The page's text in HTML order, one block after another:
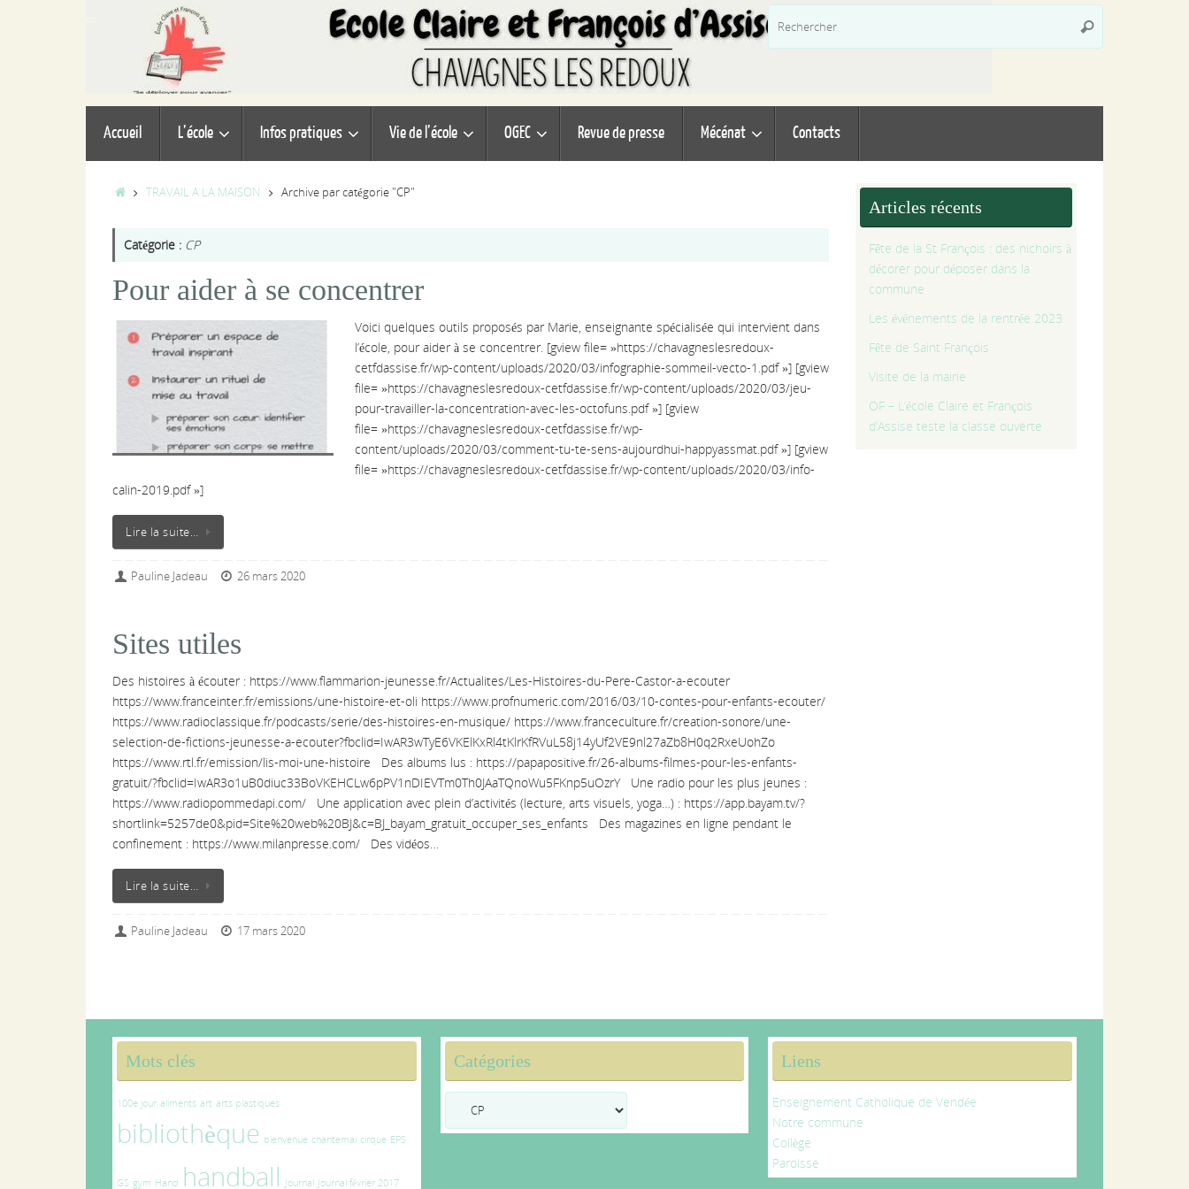
Rechercher
Accueil L’école Infos pratiques Vie de l’école OGEC Revue de presse Mécénat Contacts
Accueil
TRAVAIL A LA MAISON Archive par catégorie "CP"
Catégorie : CP
Pour aider à se concentrer
Voici quelques outils proposés par Marie, enseignante spécialisée qui intervient dans
l’école, pour aider à se concentrer. [gview file= »https://chavagneslesredoux-
cetfdassise.fr/wp-content/uploads/2020/03/infographie-sommeil-vecto-1.pdf »] [gview
file= »https://chavagneslesredoux-cetfdassise.fr/wp-content/uploads/2020/03/jeu-
pour-travailler-la-concentration-avec-les-octofuns.pdf »] [gview
file= »https://chavagneslesredoux-cetfdassise.fr/wp-
content/uploads/2020/03/comment-tu-te-sens-aujourdhui-happyassmat.pdf »] [gview
file= »https://chavagneslesredoux-cetfdassise.fr/wp-content/uploads/2020/03/info-
calin-2019.pdf »]
Lire la suite…
Pauline Jadeau 26 mars 2020
Sites utiles
Des histoires à écouter : https://www.flammarion-jeunesse.fr/Actualites/Les-Histoires-du-Pere-Castor-a-ecouter
https://www.franceinter.fr/emissions/une-histoire-et-oli https://www.profnumeric.com/2016/03/10-contes-pour-enfants-ecouter/
https://www.radioclassique.fr/podcasts/serie/des-histoires-en-musique/ https://www.franceculture.fr/creation-sonore/une-
selection-de-fictions-jeunesse-a-ecouter?fbclid=IwAR3wTyE6VKElKxRl4tKlrKfRVuL58j14yUf2VE9nl27aZb8H0q2RxeUohZo
https://www.rtl.fr/emission/lis-moi-une-histoire Des albums lus : https://papapositive.fr/26-albums-filmes-pour-les-enfants-
gratuit/?fbclid=IwAR3o1uB0diuc33BoVKEHCLw6pPV1nDIEVTm0Th0JAaTQnoWu5FKnp5uOzrY Une radio pour les plus jeunes :
https://www.radiopommedapi.com/ Une application avec plein d’activités (lecture, arts visuels, yoga…) : https://app.bayam.tv/?
shortlink=5257de0&pid=Site%20web%20BJ&c=BJ_bayam_gratuit_occuper_ses_enfants Des magazines en ligne pendant le
confinement : https://www.milanpresse.com/ Des vidéos…
Lire la suite…
Pauline Jadeau 17 mars 2020
Articles récents
Fête de la St François : des nichoirs à
décorer pour déposer dans la
commune
Les événements de la rentrée 2023
Fête de Saint François
Visite de la mairie
OF – L’école Claire et François
d’Assise teste la classe ouverte
Mots clés
100e jour aliments art arts plastiques
bibliothèque bienvenue chantemai cirque EPS
GS gym Hand handball Journal Journal février 2017
Catégories Liens
Enseignement Catholique de Vendée
Notre commune
Collège
Paroisse